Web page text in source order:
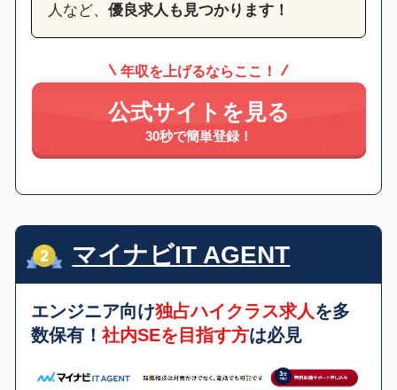
人など、 優良求人も見つかります！
年収を上げるならここ！
公式サイトを見る
30秒で簡単登録！
マイナビIT AGENT
エンジニア向け独占ハイクラス求人 を多
数保有！社内SEを目指す方は必見